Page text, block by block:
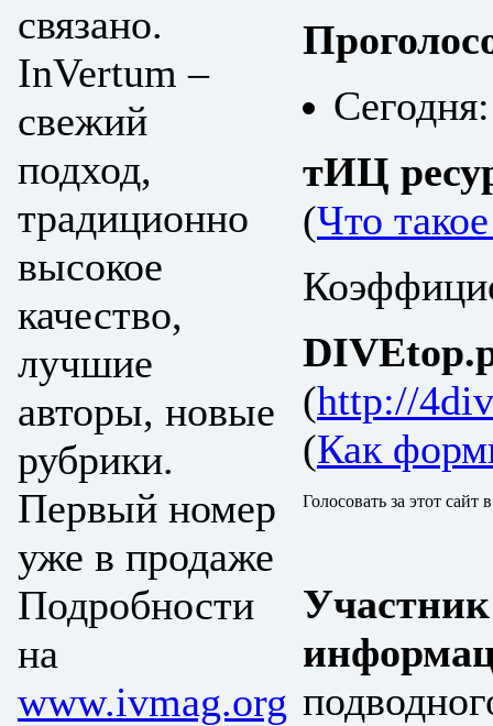
связано.
InVertum –
свежий
подход,
традиционно
высокое
качество,
лучшие
авторы, новые
рубрики.
Первый номер
уже в продаже
Подробности
на
www.ivmag.org
тИЦ
(Что
(http://
(Как
Голосовать за этот сайт